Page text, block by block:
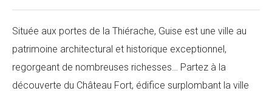
Située aux portes de la Thiérache, Guise est une ville au
patrimoine architectural et historique exceptionnel,
regorgeant de nombreuses richesses… Partez à la
découverte du Château Fort, édifice surplombant la ville